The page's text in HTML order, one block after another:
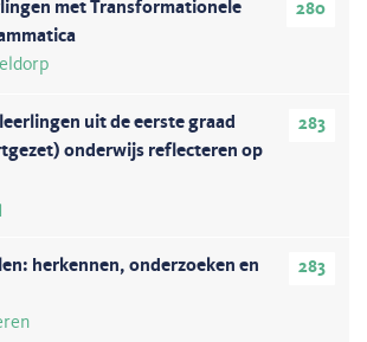
280
met Transformationele
283
uit de eerste graad
onderwijs reflecteren op
283
herkennen, onderzoeken en